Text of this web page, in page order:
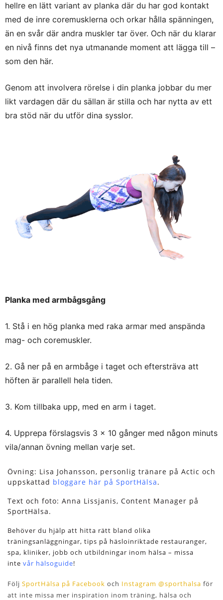
hellre en lätt variant av planka där du har god kontakt
med de inre coremusklerna och orkar hålla spänningen,
än en svår där andra muskler tar över. Och när du klarar
en nivå finns det nya utmanande moment att lägga till –
som den här.
Genom att involvera rörelse i din planka jobbar du mer
likt vardagen där du sällan är stilla och har nytta av ett
bra stöd när du utför dina sysslor.
Planka med armbågsgång
1. Stå i en hög planka med raka armar med anspända
mag- och coremuskler.
2. Gå ner på en armbåge i taget och eftersträva att
höften är parallell hela tiden.
3. Kom tillbaka upp, med en arm i taget.
4. Upprepa förslagsvis 3 x 10 gånger med någon minuts
vila/annan övning mellan varje set.
Övning: Lisa Johansson, personlig tränare på Actic och
uppskattad bloggare här på SportHälsa.
Text och foto: Anna Lissjanis, Content Manager på
SportHälsa.
Behöver du hjälp att hitta rätt bland olika
träningsanläggningar, tips på häsloinriktade restauranger,
spa, kliniker, jobb och utbildningar inom hälsa – missa
inte vår hälsoguide!
Följ SportHälsa på Facebook och Instagram @sporthalsa för
att inte missa mer inspiration inom träning, hälsa och